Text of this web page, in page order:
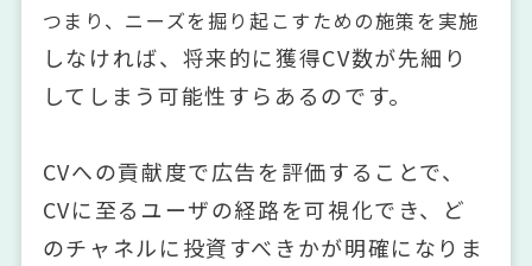
つまり、ニーズを掘り起こすための施策を実施
しなければ、将来的に獲得CV数が先細り
してしまう可能性すらあるのです。
CVへの貢献度で広告を評価することで、
CVに至るユーザの経路を可視化でき、ど
のチャネルに投資すべきかが明確になりま